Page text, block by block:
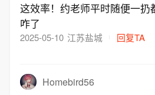
这效率！约老师平时随便一扔
咋了
2025-05-10 江苏盐城 回复TA
Homebird56